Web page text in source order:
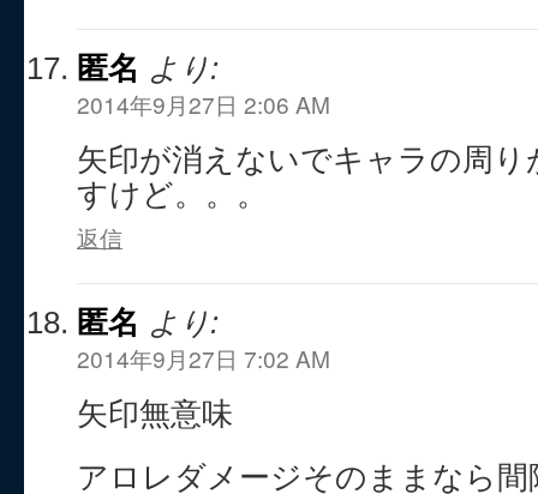
匿名 より:
2014年9月27日 2:06 AM
矢印が消えないでキャラの周
すけど。。。
返信
匿名 より:
2014年9月27日 7:02 AM
矢印無意味
アロレダメージそのままなら間